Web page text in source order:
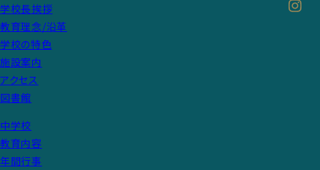
学校長挨拶
教育理念/沿革
学校の特色
施設案内
アクセス
図書館
中学校
教育内容
年間行事